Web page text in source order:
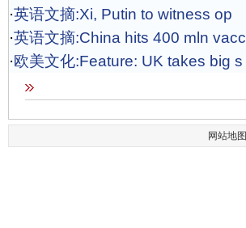
·英语文摘:Xi, Putin to witness op
·英语文摘:China hits 400 mln vacc
·欧美文化:Feature: UK takes big s
网站地图